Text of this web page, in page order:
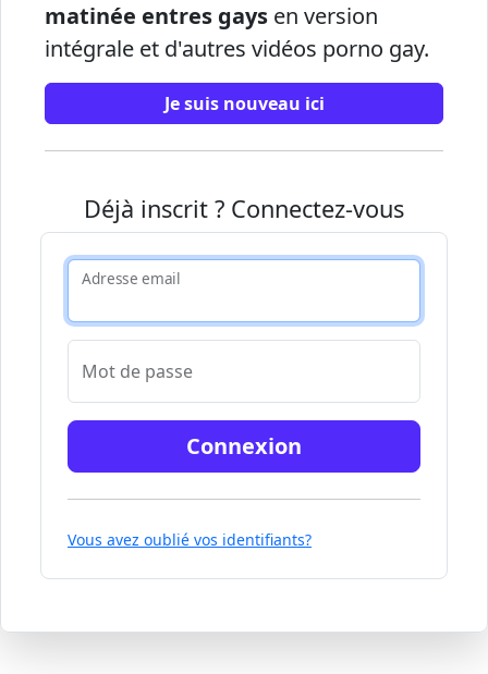
matinée entres gays en version
intégrale et d'autres vidéos porno gay.
Je suis nouveau ici
Déjà inscrit ? Connectez-vous
Adresse email
Mot de passe
Connexion
Vous avez oublié vos identifiants?